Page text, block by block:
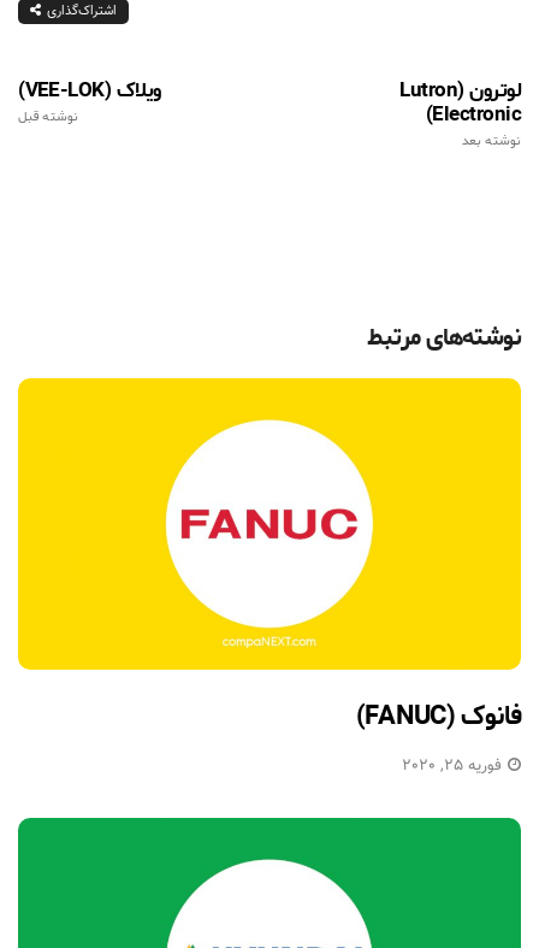
اشتراک‌گذاری
ویلاک (VEE-LOK)
نوشته قبل
لوترون (Lutron
Electronic)
نوشته بعد
نوشته‌های مرتبط
فانوک (FANUC)
فوریه 25, 2020